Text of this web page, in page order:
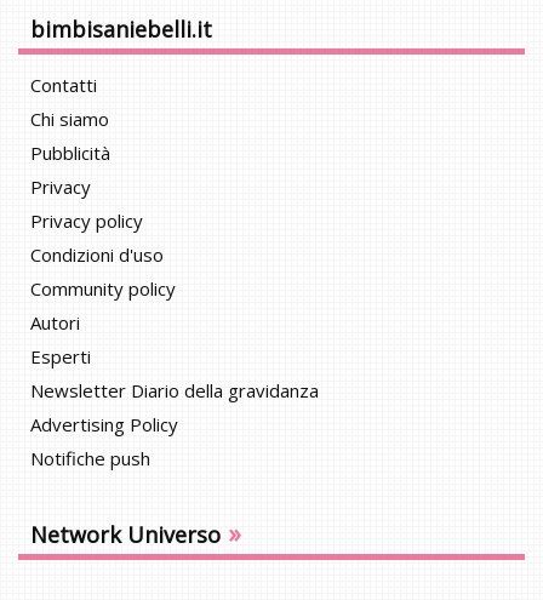
bimbisaniebelli.it
Contatti
Chi siamo
Pubblicità
Privacy
Privacy policy
Condizioni d'uso
Community policy
Autori
Esperti
Newsletter Diario della gravidanza
Advertising Policy
Notifiche push
Network Universo »